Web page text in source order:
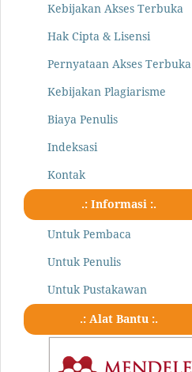
Kebijakan Akses Terbuka
Hak Cipta & Lisensi
Pernyataan Akses Terbuka
Kebijakan Plagiarisme
Biaya Penulis
Indeksasi
Kontak
.: Informasi :.
Untuk Pembaca
Untuk Penulis
Untuk Pustakawan
.: Alat Bantu :.